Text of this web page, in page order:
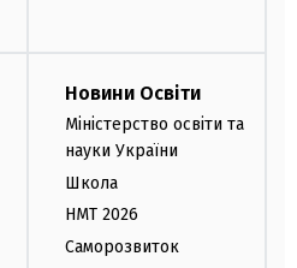
Новини Освіти
Міністерство освіти та
науки України
Школа
НМТ 2026
Саморозвиток